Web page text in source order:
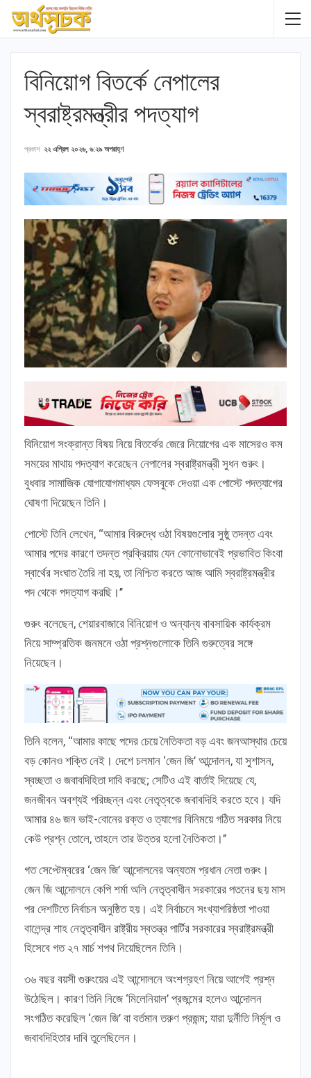
বিনিয়োগ বিতর্কে নেপালের
স্বরাষ্ট্রমন্ত্রীর পদত্যাগ
প্রকাশ ২২ এপ্রিল ২০২৬, ৬:২৯ অপরাহ্ণ
বিনিয়োগ সংক্রান্ত বিষয় নিয়ে বিতর্কের জেরে নিয়োগের এক মাসেরও কম
সময়ের মাথায় পদত্যাগ করেছেন নেপালের স্বরাষ্ট্রমন্ত্রী সুধন গুরুং।
বুধবার সামাজিক যোগাযোগমাধ্যম ফেসবুকে দেওয়া এক পোস্টে পদত্যাগের
ঘোষণা দিয়েছেন তিনি।
পোস্টে তিনি লেখেন, ‘‘আমার বিরুদ্ধে ওঠা বিষয়গুলোর সুষ্ঠু তদন্ত এবং
আমার পদের কারণে তদন্ত প্রক্রিয়ায় যেন কোনোভাবেই প্রভাবিত কিংবা
স্বার্থের সংঘাত তৈরি না হয়, তা নিশ্চিত করতে আজ আমি স্বরাষ্ট্রমন্ত্রীর
পদ থেকে পদত্যাগ করছি।’’
গুরুং বলেছেন, শেয়ারবাজারে বিনিয়োগ ও অন্যান্য বাবসায়িক কার্যক্রম
নিয়ে সাম্প্রতিক জনমনে ওঠা প্রশ্নগুলোকে তিনি গুরুত্বের সঙ্গে
নিয়েছেন।
তিনি বলেন, ‘‘আমার কাছে পদের চেয়ে নৈতিকতা বড় এবং জনআস্থার চেয়ে
বড় কোনও শক্তি নেই। দেশে চলমান ‘জেন জি’ আন্দোলন, যা সুশাসন,
স্বচ্ছতা ও জবাবদিহিতা দাবি করছে; সেটিও এই বার্তাই দিয়েছে যে,
জনজীবন অবশ্যই পরিচ্ছন্ন এবং নেতৃত্বকে জবাবদিহি করতে হবে। যদি
আমার ৪৬ জন ভাই-বোনের রক্ত ও ত্যাগের বিনিময়ে গঠিত সরকার নিয়ে
কেউ প্রশ্ন তোলে, তাহলে তার উত্তর হলো নৈতিকতা।’’
গত সেপ্টেম্বরের ‘জেন জি’ আন্দোলনের অন্যতম প্রধান নেতা গুরুং।
জেন জি আন্দোলনে কেপি শর্মা অলি নেতৃত্বাধীন সরকারের পতনের ছয় মাস
পর দেশটিতে নির্বাচন অনুষ্ঠিত হয়। এই নির্বাচনে সংখ্যাগরিষ্ঠতা পাওয়া
বালেন্দ্র শাহ নেতৃত্বাধীন রাষ্ট্রীয় স্বতন্ত্র পার্টির সরকারের স্বরাষ্ট্রমন্ত্রী
হিসেবে গত ২৭ মার্চ শপথ নিয়েছিলেন তিনি।
৩৬ বছর বয়সী গুরুংয়ের এই আন্দোলনে অংশগ্রহণ নিয়ে আগেই প্রশ্ন
উঠেছিল। কারণ তিনি নিজে ‘মিলেনিয়াল’ প্রজন্মের হলেও আন্দোলন
সংগঠিত করেছিল ‘জেন জি’ বা বর্তমান তরুণ প্রজন্ম; যারা দুর্নীতি নির্মূল ও
জবাবদিহিতার দাবি তুলেছিলেন।